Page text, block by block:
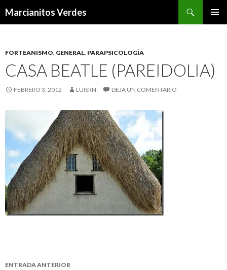
Marcianitos Verdes
FORTEANISMO, GENERAL, PARAPSICOLOGÍA
CASA BEATLE (PAREIDOLIA)
FEBRERO 3, 2012 LUISRN DEJA UN COMENTARIO
Navegación
ENTRADA ANTERIOR